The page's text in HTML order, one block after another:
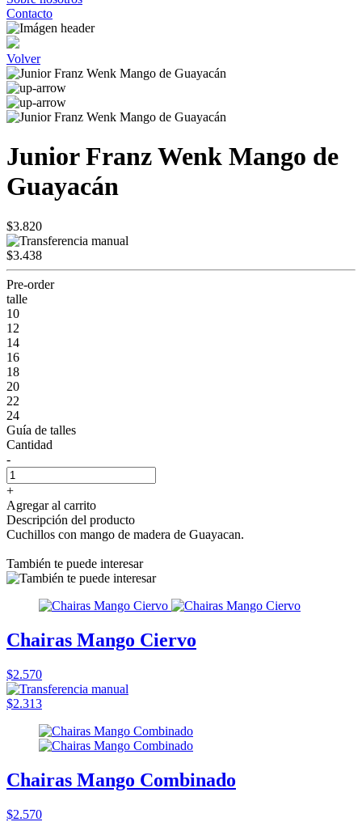
Contacto
Volver
Junior Franz Wenk Mango de
Guayacán
$3.820
$3.438
Pre-order
talle
10
12
14
16
18
20
22
24
Guía de talles
Cantidad
-
+
Agregar al carrito
Descripción del producto
Cuchillos con mango de madera de Guayacan.
También te puede interesar
Chairas Mango Ciervo
$2.570
$2.313
Chairas Mango Combinado
$2.570